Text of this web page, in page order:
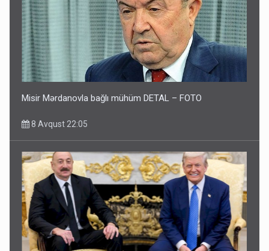
Misir Mərdanovla bağlı mühüm DETAL – FOTO
8 Avqust 22:05